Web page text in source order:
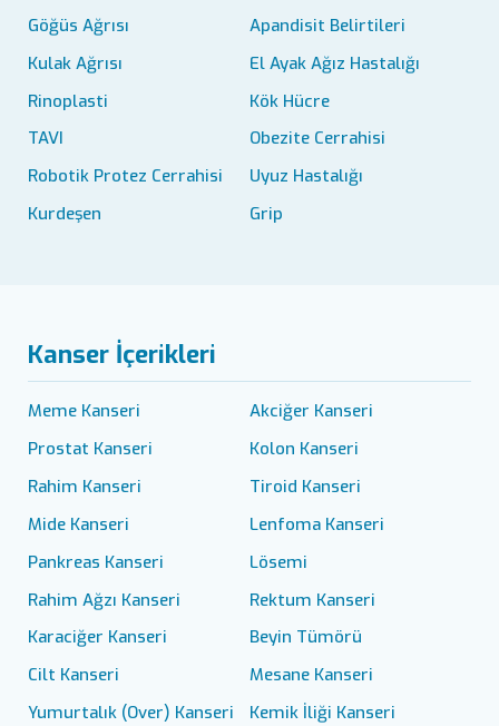
Göğüs Ağrısı
Apandisit Belirtileri
Kulak Ağrısı
El Ayak Ağız Hastalığı
Rinoplasti
Kök Hücre
TAVI
Obezite Cerrahisi
Robotik Protez Cerrahisi
Uyuz Hastalığı
Kurdeşen
Grip
Kanser İçerikleri
Meme Kanseri
Akciğer Kanseri
Prostat Kanseri
Kolon Kanseri
Rahim Kanseri
Tiroid Kanseri
Mide Kanseri
Lenfoma Kanseri
Pankreas Kanseri
Lösemi
Rahim Ağzı Kanseri
Rektum Kanseri
Karaciğer Kanseri
Beyin Tümörü
Cilt Kanseri
Mesane Kanseri
Yumurtalık (Over) Kanseri
Kemik İliği Kanseri